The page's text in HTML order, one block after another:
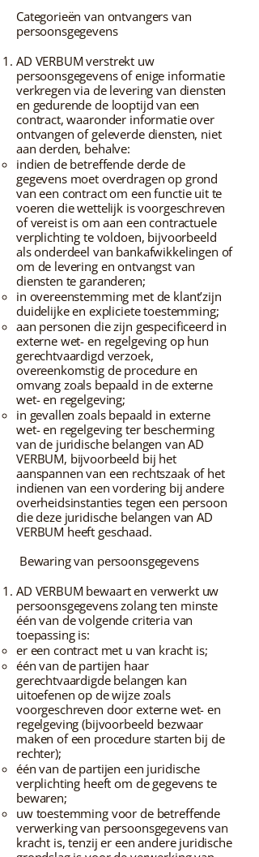
Categorieën van ontvangers van
persoonsgegevens
AD VERBUM verstrekt uw
persoonsgegevens of enige informatie
verkregen via de levering van diensten
en gedurende de looptijd van een
contract, waaronder informatie over
ontvangen of geleverde diensten, niet
aan derden, behalve:
indien de betreffende derde de
gegevens moet overdragen op grond
van een contract om een functie uit te
voeren die wettelijk is voorgeschreven
of vereist is om aan een contractuele
verplichting te voldoen, bijvoorbeeld
als onderdeel van bankafwikkelingen of
om de levering en ontvangst van
diensten te garanderen;
in overeenstemming met de klant’zijn
duidelijke en expliciete toestemming;
aan personen die zijn gespecificeerd in
externe wet- en regelgeving op hun
gerechtvaardigd verzoek,
overeenkomstig de procedure en
omvang zoals bepaald in de externe
wet- en regelgeving;
in gevallen zoals bepaald in externe
wet- en regelgeving ter bescherming
van de juridische belangen van AD
VERBUM, bijvoorbeeld bij het
aanspannen van een rechtszaak of het
indienen van een vordering bij andere
overheidsinstanties tegen een persoon
die deze juridische belangen van AD
VERBUM heeft geschaad.
Bewaring van persoonsgegevens
AD VERBUM bewaart en verwerkt uw
persoonsgegevens zolang ten minste
één van de volgende criteria van
toepassing is:
er een contract met u van kracht is;
één van de partijen haar
gerechtvaardigde belangen kan
uitoefenen op de wijze zoals
voorgeschreven door externe wet- en
regelgeving (bijvoorbeeld bezwaar
maken of een procedure starten bij de
rechter);
één van de partijen een juridische
verplichting heeft om de gegevens te
bewaren;
uw toestemming voor de betreffende
verwerking van persoonsgegevens van
kracht is, tenzij er een andere juridische